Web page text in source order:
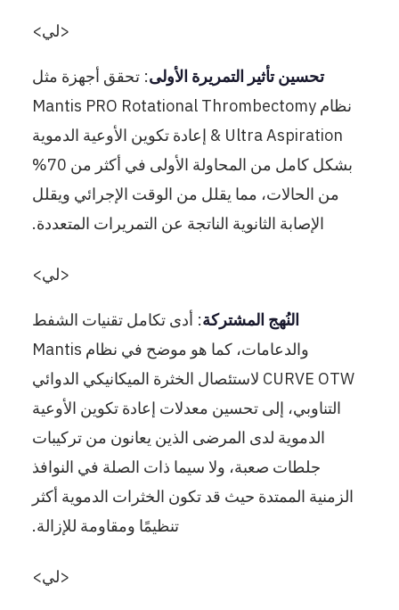
<لي>
تحسين تأثير التمريرة الأولى: تحقق أجهزة مثل
نظام Mantis PRO Rotational Thrombectomy
& Ultra Aspiration إعادة تكوين الأوعية الدموية
بشكل كامل من المحاولة الأولى في أكثر من 70%
من الحالات، مما يقلل من الوقت الإجرائي ويقلل
الإصابة الثانوية الناتجة عن التمريرات المتعددة.
<لي>
النُهج المشتركة: أدى تكامل تقنيات الشفط
والدعامات، كما هو موضح في نظام Mantis
CURVE OTW لاستئصال الخثرة الميكانيكي الدوائي
التناوبي، إلى تحسين معدلات إعادة تكوين الأوعية
الدموية لدى المرضى الذين يعانون من تركيبات
جلطات صعبة، ولا سيما ذات الصلة في النوافذ
الزمنية الممتدة حيث قد تكون الخثرات الدموية أكثر
تنظيمًا ومقاومة للإزالة.
<لي>